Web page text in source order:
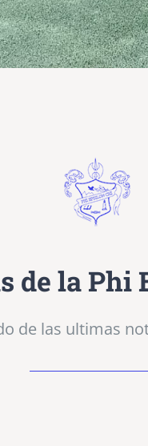
de la Phi
de las ultimas